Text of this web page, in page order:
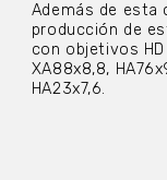
Además de esta
producción de
con objetivos HD
XA88x8,8,
HA23x7,6.